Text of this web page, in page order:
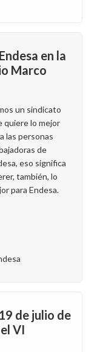
en la
Marco
un sindicato
quiere lo mejor
las personas
de
eso significa
también, lo
para Endesa.
de julio de
VI